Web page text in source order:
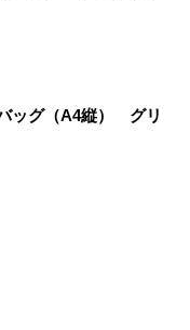
ッグ（A4縦） グリ